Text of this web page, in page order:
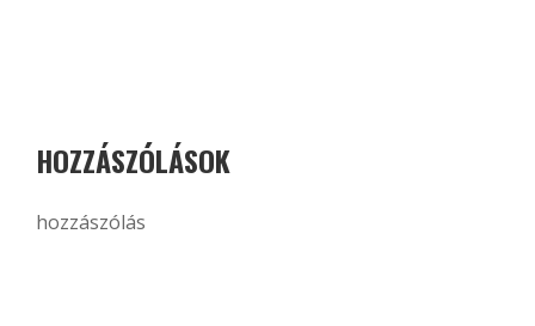
HOZZÁSZÓLÁSOK
hozzászólás